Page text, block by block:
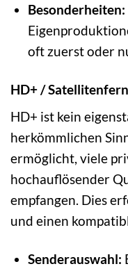
Besonderheiten:
oft zuerst oder
HD+ /
HD+ ist kein
herkömmlichen
ermöglicht, viele
hochauflösender
empfangen. Dies
und einen
Senderauswahl: